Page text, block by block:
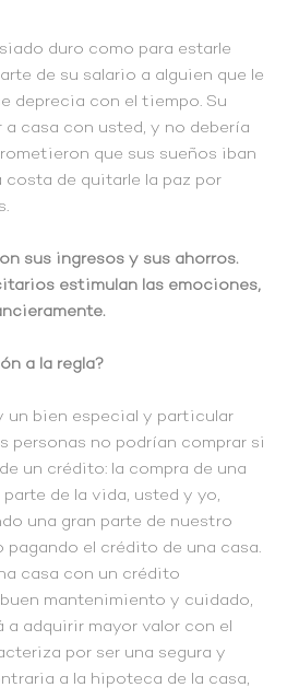
duro como para estarle
de su salario a alguien que le
deprecia con el tiempo. Su
casa con usted, y no debería
que sus sueños iban
costa de quitarle la paz por
sus ingresos y sus ahorros.
estimulan las emociones,
a la regla?
un bien especial y particular
personas no podrían comprar si
un crédito: la compra de una
de la vida, usted y yo,
una gran parte de nuestro
pagando el crédito de una casa.
casa con un crédito
mantenimiento y cuidado,
a adquirir mayor valor con el
por ser una segura y
a la hipoteca de la casa,